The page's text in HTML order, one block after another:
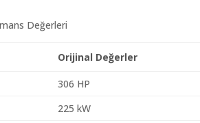
Değerleri
Orijinal Değerler
306 HP
225 kW